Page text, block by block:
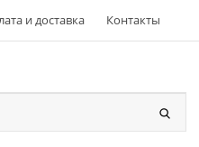
и доставка Контакты